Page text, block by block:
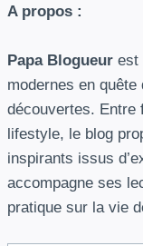
A propos :
Papa Blogueur est
modernes en quête
découvertes. Entre
lifestyle, le blog
inspirants issus
accompagne ses
pratique sur la vie